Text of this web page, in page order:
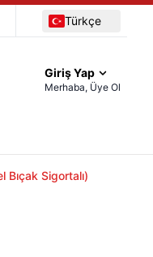
Türkçe
Giriş Yap
Merhaba, Üye Ol
Sigortalı)